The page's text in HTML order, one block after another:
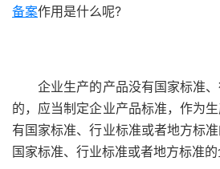
备案作用是什么呢?
企业生产的产品没有国家标准、
的，应当制定企业产品标准，作为
有国家标准、行业标准或者地方标
国家标准、行业标准或者地方标准的